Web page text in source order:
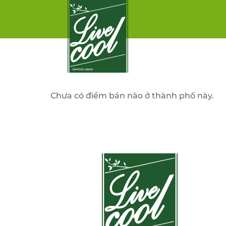
Chưa có điểm bán nào ở thành phố này.